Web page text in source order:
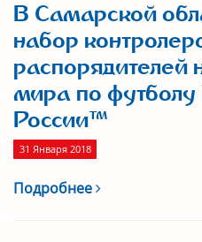
В Самарской
набор
распорядителей
мира по футболу
России™
31 Января 2018
Подробнее